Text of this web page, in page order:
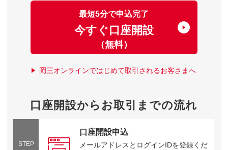
最短5分で申込完了
今すぐ口座開設
（無料）
岡三オンラインではじめて取引されるお客さまへ
口座開設からお取引までの流れ
STEP
口座開設申込
メールアドレスとログインIDを登録くだ